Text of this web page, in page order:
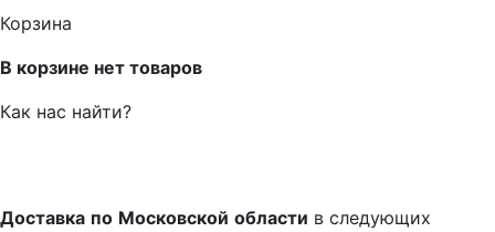
Корзина
В корзине нет товаров
Как нас найти?
Доставка по Московской области в следующих